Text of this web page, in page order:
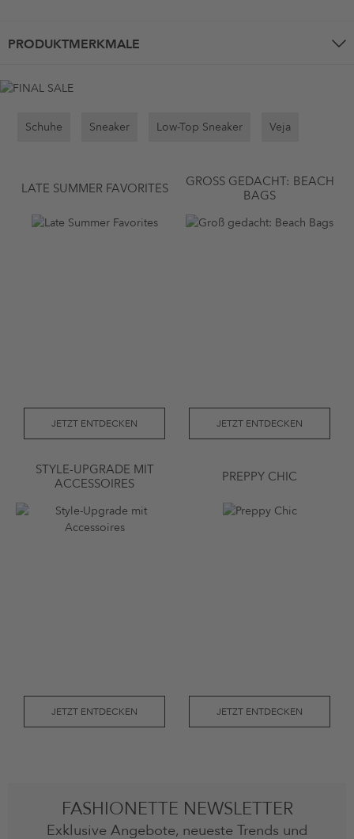
PRODUKTMERKMALE
Schuhe Sneaker Low-Top Sneaker Veja
LATE SUMMER FAVORITES
JETZT ENTDECKEN
GROSS GEDACHT: BEACH B
AGS
JETZT ENTDECKEN
STYLE-UPGRADE MIT
ACCESSOIRES
JETZT ENTDECKEN
PREPPY CHIC
JETZT ENTDECKEN
FASHIONETTE NEWSLETTER
Exklusive Angebote, neueste Trends und